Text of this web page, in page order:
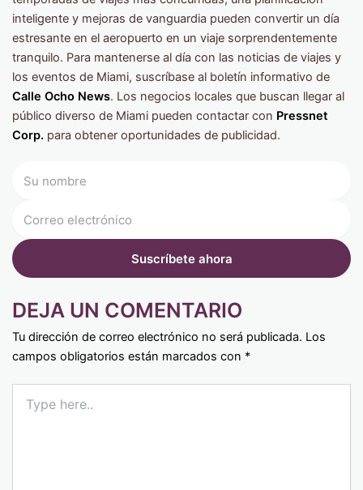
inteligente y mejoras de vanguardia pueden convertir un día
estresante en el aeropuerto en un viaje sorprendentemente
tranquilo. Para mantenerse al día con las noticias de viajes y
los eventos de Miami, suscríbase al boletín informativo de
Calle Ocho News. Los negocios locales que buscan llegar al
público diverso de Miami pueden contactar con Pressnet
Corp. para obtener oportunidades de publicidad.
DEJA UN COMENTARIO
Tu dirección de correo electrónico no será publicada. Los
campos obligatorios están marcados con *
here..